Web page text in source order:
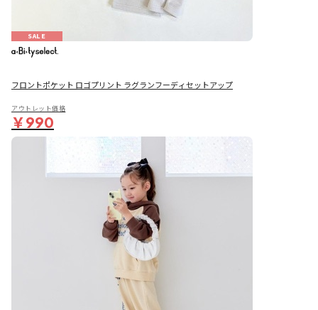
SALE
フロントポケット ロゴプリント ラグランフーディセットアップ
アウトレット価格
￥990